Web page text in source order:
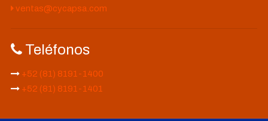
ventas@cycapsa.com
Teléfonos
+52 (81) 8191-1400
+52 (81) 8191-1401